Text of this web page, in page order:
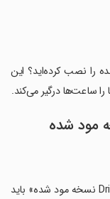
را نصب کرده‌اید؟ این
را ساعت‌ها درگیر می‌کند.
مود شده
‏ ‏ 1- پیش از دانلود «دریفت مکس پرو Drift max pro نسخه مود شده» باید